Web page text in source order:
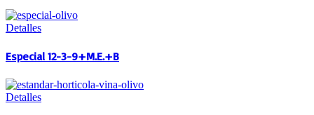
Detalles
Especial 12-3-9+M.E.+B
Detalles